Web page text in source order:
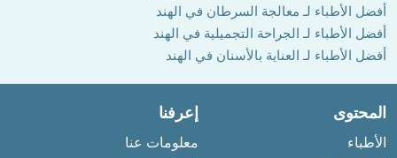
أفضل الأطباء لـ معالجة السرطان في الهند
أفضل الأطباء لـ الجراحة التجميلية في الهند
أفضل الأطباء لـ العناية بالأسنان في الهند
المحتوى
الأطباء
إعرفنا
معلومات عنا